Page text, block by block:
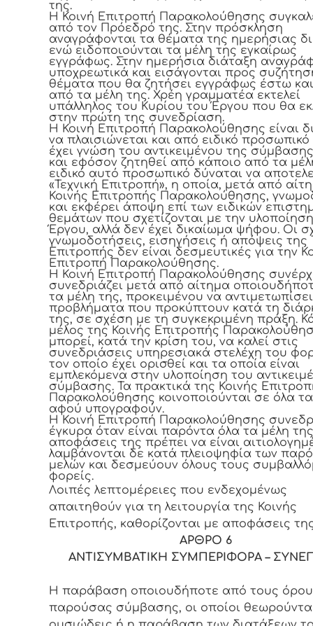
της.
Η Κοινή Επιτροπή Παρακολούθησης
από τον Πρόεδρό της. Στην πρόσκληση
αναγράφονται τα θέματα της ημερήσιας
ενώ ειδοποιούνται τα μέλη της εγκαίρως
εγγράφως. Στην ημερήσια διάταξη
υποχρεωτικά και εισάγονται προς
θέματα που θα ζητήσει εγγράφως έστω
από τα μέλη της. Χρέη γραμματέα εκτελεί
υπάλληλος του Κυρίου του Έργου που θα
στην πρώτη της συνεδρίαση.
Η Κοινή Επιτροπή Παρακολούθησης είναι
να πλαισιώνεται και από ειδικό
έχει γνώση του αντικειμένου της
και εφόσον ζητηθεί από κάποιο από τα
ειδικό αυτό προσωπικό δύναται να
«Τεχνική Επιτροπή», η οποία, μετά από
Κοινής Επιτροπής Παρακολούθησης,
και εκφέρει άποψη επί των ειδικών
θεμάτων που σχετίζονται με την
Έργου, αλλά δεν έχει δικαίωμα ψήφου. Οι
γνωμοδοτήσεις, εισηγήσεις ή απόψεις της
Επιτροπής δεν είναι δεσμευτικές για την
Επιτροπή Παρακολούθησης.
Η Κοινή Επιτροπή Παρακολούθησης
συνεδριάζει μετά από αίτημα
τα μέλη της, προκειμένου να αντιμετωπίσει
προβλήματα που προκύπτουν κατά τη
της, σε σχέση με τη συγκεκριμένη πράξη.
μέλος της Κοινής Επιτροπής
μπορεί, κατά την κρίση του, να καλεί στις
συνεδριάσεις υπηρεσιακά στελέχη του
τον οποίο έχει ορισθεί και τα οποία είναι
εμπλεκόμενα στην υλοποίηση του
σύμβασης. Τα πρακτικά της Κοινής
Παρακολούθησης κοινοποιούνται σε όλα
αφού υπογραφούν.
Η Κοινή Επιτροπή Παρακολούθησης
έγκυρα όταν είναι παρόντα όλα τα μέλη
αποφάσεις της πρέπει να είναι
λαμβάνονται δε κατά πλειοψηφία των
μελών και δεσμεύουν όλους τους
φορείς.
Λοιπές λεπτομέρειες που ενδεχομένως
απαιτηθούν για τη λειτουργία της Κοινής
Επιτροπής, καθορίζονται με αποφάσεις
ΑΡΘΡΟ 6
ΑΝΤΙΣΥΜΒΑΤΙΚΗ ΣΥΜΠΕΡΙΦΟΡΑ –
Η παράβαση οποιουδήποτε από τους
παρούσας σύμβασης, οι οποίοι